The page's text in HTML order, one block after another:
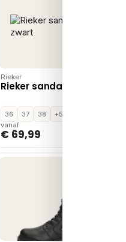
Rieker
Rieker sandalen zwart
36 37 38
+5
vanaf
€ 69,99